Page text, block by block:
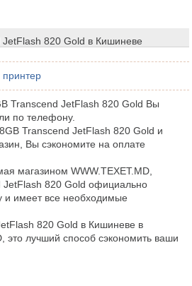
JetFlash 820 Gold в Кишиневе
Transcend JetFlash 820 Gold Вы
по телефону.
Transcend JetFlash 820 Gold и
Вы сэкономите на оплате
магазином WWW.TEXET.MD,
JetFlash 820 Gold официально
и имеет все необходимые
820 Gold в Кишиневе в
это лучший способ сэкономить ваши